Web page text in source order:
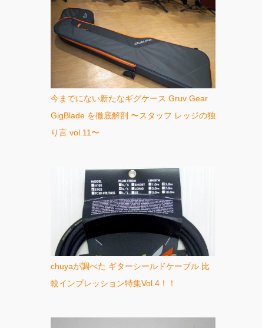
今までにない新たなギグケース Gruv Gear
GigBlade を徹底解剖 〜スタッフ レッジの独
り言 vol.11〜
chuyaが調べた ギターシールドケーブル 比
較インプレッション特集Vol.4！！